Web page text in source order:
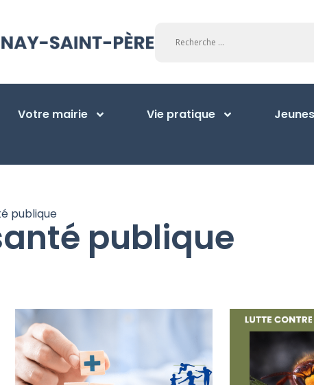
Votre mairie Vie pratique
publique
publique